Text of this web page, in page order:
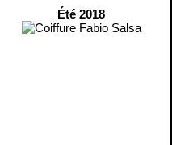
Été 2018